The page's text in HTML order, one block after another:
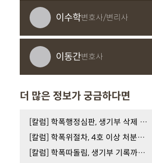
이수학변호사/변리사
이동간변호사
더 많은 정보가 궁금하다면
[칼럼] 학폭행정심판, 생기부 삭제 가능할까?
[칼럼] 학폭위절차, 4호 이상 처분을 피하려면
[칼럼] 학폭따돌림, 생기부 기록까지 이어질 수 있습…